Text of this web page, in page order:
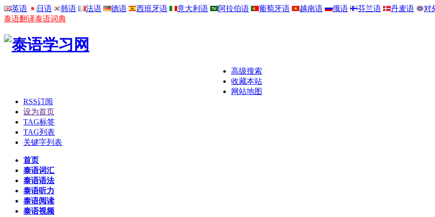
英语 日语 韩语 法语 德语 西班牙语 意大利语 阿拉伯语 葡萄牙语 越南语 俄语 芬兰语 丹麦语
对
泰语翻译泰语词典
高级搜索
收藏本站
网站地图
RSS订阅
设为首页
TAG标签
TAG列表
关键字列表
首页
泰语词汇
泰语语法
泰语听力
泰语阅读
泰语视频